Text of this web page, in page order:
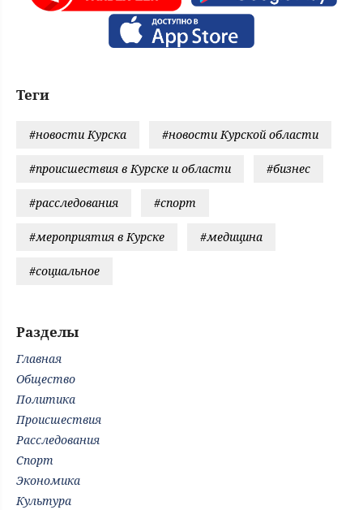
Теги
#новости Курска #новости Курской области
#происшествия в Курске и области #бизнес
#расследования #спорт
#мероприятия в Курске #медицина
#социальное
Разделы
Главная
Общество
Политика
Происшествия
Расследования
Спорт
Экономика
Культура